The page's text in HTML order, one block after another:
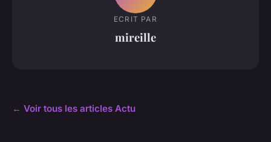
ECRIT PAR
mireille
← Voir tous les articles Actu